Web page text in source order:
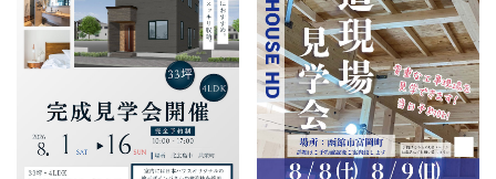
直営工事
1メーターモジュール
冷暖房標準装備
外観・インテリア集
暮らし方提案
リフォームの流れ
介護保険利用で快適リフォーム
安心のサポートシステム
展示場案内
分譲マンション
分譲マンション トップ
ワザックとは
会社情報